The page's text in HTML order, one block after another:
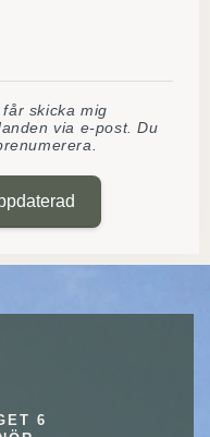
skicka mig
via e-post. Du
6